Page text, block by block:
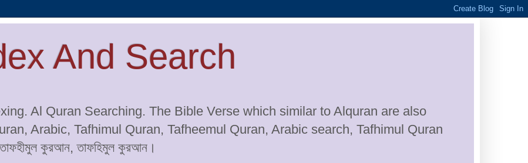
And Search
Al Quran Searching. The Bible Verse which similar to Alquran are also
Arabic, Tafhimul Quran, Tafheemul Quran, Arabic search, Tafhimul Quran
কুরআন, তাফহিমুল কুরআন।